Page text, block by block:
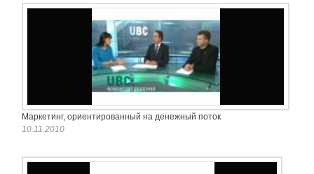
Маркетинг, ориентированный на денежный поток
10.11.2010